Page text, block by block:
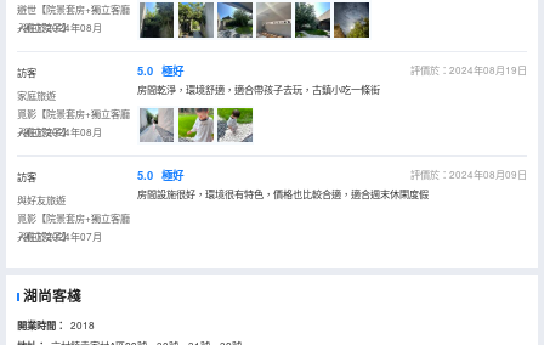
避世【院景套房+獨立客廳
+獨立院子】
入住於2024年08月
訪客
家庭旅遊
覓影【院景套房+獨立客廳
+獨立院子】
入住於2024年08月
5.0 極好
評價於：2024年08月19日
房間乾淨，環境舒適，適合帶孩子去玩，古鎮小吃一條街
訪客
與好友旅遊
覓影【院景套房+獨立客廳
+獨立院子】
入住於2024年07月
5.0 極好
評價於：2024年08月09日
房間設施很好，環境很有特色，價格也比較合適，適合週末休閑度假
湖尚客棧
開業時間： 2018